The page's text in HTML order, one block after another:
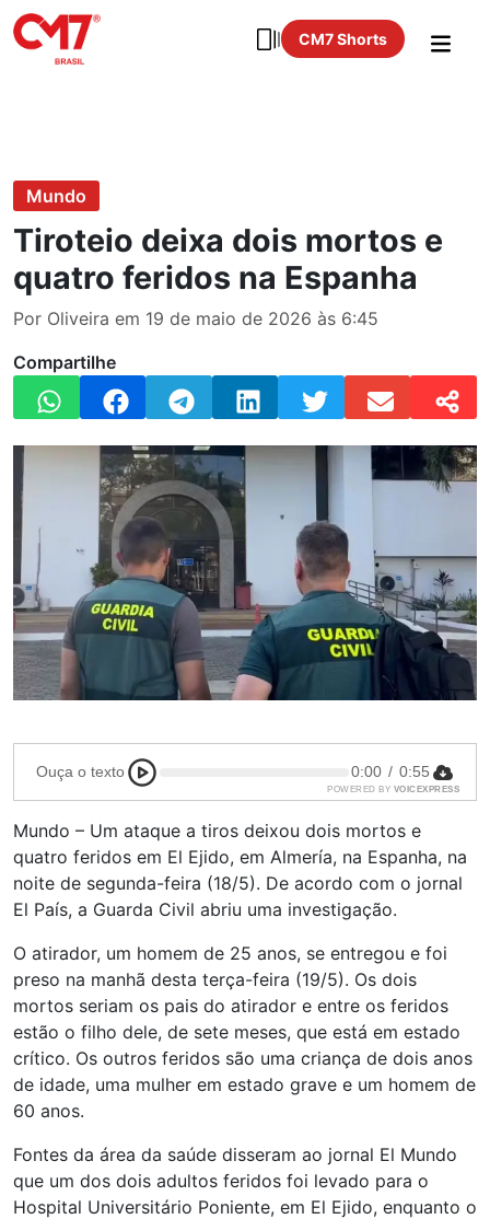
CM7 Shorts
Mundo
Tiroteio deixa dois mortos e
quatro feridos na Espanha
Por Oliveira em 19 de maio de 2026 às 6:45
Compartilhe
Ouça o texto 0:00 / 0:55
POWERED BY VOICEXPRESS
Mundo – Um ataque a tiros deixou dois mortos e
quatro feridos em El Ejido, em Almería, na Espanha, na
noite de segunda-feira (18/5). De acordo com o jornal
El País, a Guarda Civil abriu uma investigação.
O atirador, um homem de 25 anos, se entregou e foi
preso na manhã desta terça-feira (19/5). Os dois
mortos seriam os pais do atirador e entre os feridos
estão o filho dele, de sete meses, que está em estado
crítico. Os outros feridos são uma criança de dois anos
de idade, uma mulher em estado grave e um homem de
60 anos.
Fontes da área da saúde disseram ao jornal El Mundo
que um dos dois adultos feridos foi levado para o
Hospital Universitário Poniente, em El Ejido, enquanto o